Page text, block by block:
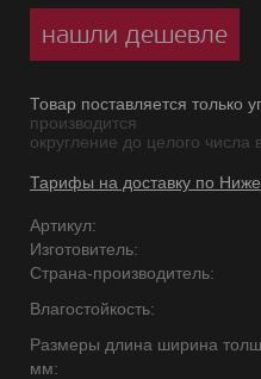
нашли дешевле
Товар поставляется только
производится
округление до целого числа
Тарифы на доставку по
Артикул:
Изготовитель:
Страна-производитель:
Влагостойкость:
Размеры длина ширина
мм: